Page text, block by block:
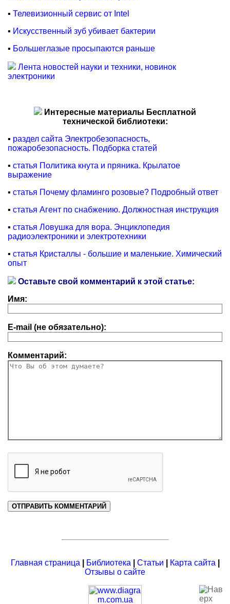
▪ Телевизионный сервис от Intel
▪ Искусственный зуб убивает бактерии
▪ Большеглазые просыпаются раньше
Лента новостей науки и техники, новинок
электроники
Интересные материалы Бесплатной
технической библиотеки:
▪ раздел сайта Электробезопасность,
пожаробезопасность. Подборка статей
▪ статья Политика кнута и пряника. Крылатое
выражение
▪ статья Почему фламинго розовые? Подробный ответ
▪ статья Агент по снабжению. Должностная инструкция
▪ статья Ловушка для вора. Энциклопедия
радиоэлектроники и электротехники
▪ статья Кристаллы - большие и маленькие. Химический
опыт
Оставьте свой комментарий к этой статье:
Имя:
E-mail (не обязательно):
Комментарий:
Главная страница Библиотека Статьи Карта сайта
Отзывы о сайте